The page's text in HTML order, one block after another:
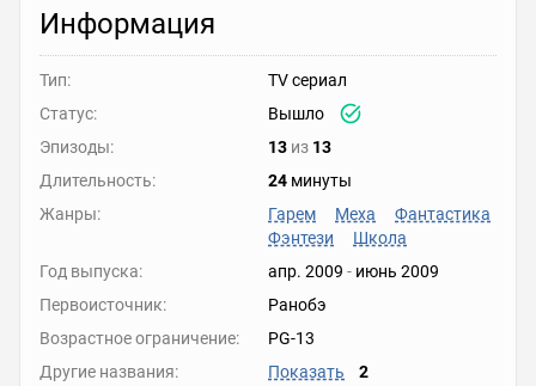
Информация
Тип:
TV сериал
Статус:
Вышло
Эпизоды:
13 из 13
Длительность:
24 минуты
Жанры:
Гарем Меха
Фантастика
Фэнтези
Школа
Год выпуска:
апр. 2009 - июнь 2009
Первоисточник:
Ранобэ
Возрастное ограничение:
PG-13
Другие названия:
Показать 2